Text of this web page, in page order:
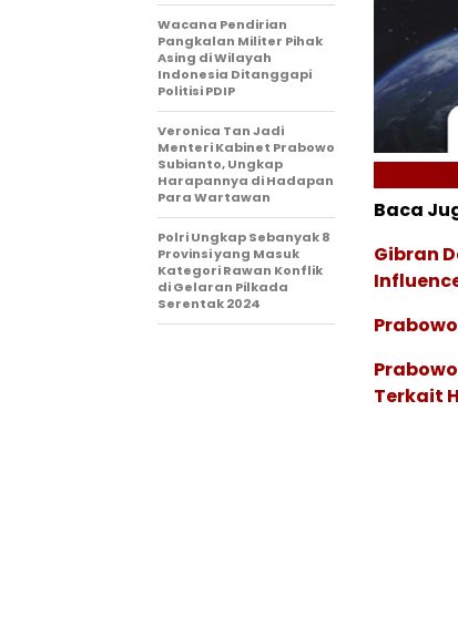
Baca
Gibran
Terkait
Wacana Pendirian
Pangkalan Militer Pihak
Asing di Wilayah
Indonesia Ditanggapi
Politisi PDIP
Veronica Tan Jadi
Menteri Kabinet Prabowo
Subianto, Ungkap
Harapannya di Hadapan
Para Wartawan
Polri Ungkap Sebanyak 8
Provinsi yang Masuk
Kategori Rawan Konflik
di Gelaran Pilkada
Serentak 2024